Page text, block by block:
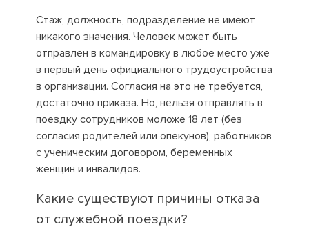
Стаж, должность, подразделение не имеют
никакого значения. Человек может быть
отправлен в командировку в любое место уже
в первый день официального трудоустройства
в организации. Согласия на это не требуется,
достаточно приказа. Но, нельзя отправлять в
поездку сотрудников моложе 18 лет (без
согласия родителей или опекунов), работников
с ученическим договором, беременных
женщин и инвалидов.
Какие существуют причины отказа
от служебной поездки?